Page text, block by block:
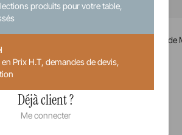
Indisponible
Rehausse Ronde
produits pour votre table,
Prix H.T, demandes de devis,
Déjà client ?
Me connecter